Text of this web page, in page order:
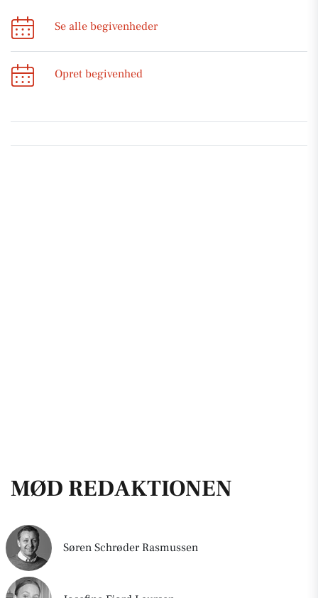
Se alle begivenheder
Opret begivenhed
MØD REDAKTIONEN
Søren Schrøder Rasmussen